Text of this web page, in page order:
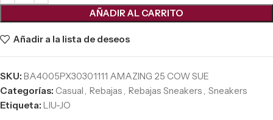
AÑADIR AL CARRITO
Añadir a la lista de deseos
SKU: BA4005PX30301111 AMAZING 25 COW SUE
Categorías: Casual, Rebajas, Rebajas Sneakers, Sneakers
Etiqueta: LIU-JO